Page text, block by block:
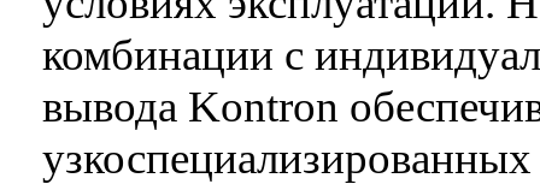
комбинации с
вывода Kontron